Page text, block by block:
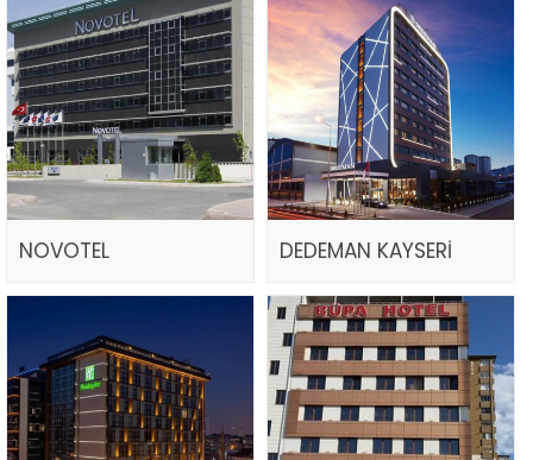
NOVOTEL DEDEMAN KAYSERİ